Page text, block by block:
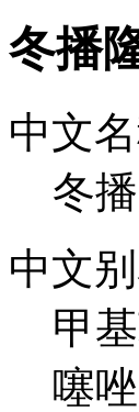
冬播
中文名
冬
中文别
甲
噻